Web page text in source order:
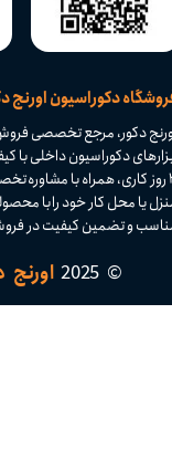
دکوراسیون
دکور، مرجع تخصصی
۴ روز کاری، همراه با مشاوره
یا محل کار خود را با
و تضمین کیفیت در
© 2025 اورنج